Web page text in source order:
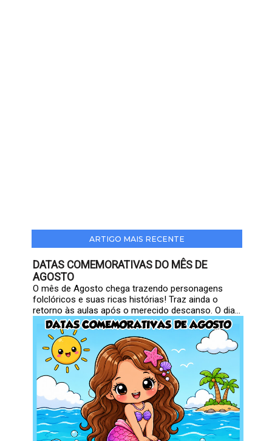
ARTIGO MAIS RECENTE
DATAS COMEMORATIVAS DO MÊS DE
AGOSTO
O mês de Agosto chega trazendo personagens
folclóricos e suas ricas histórias! Traz ainda o
retorno às aulas após o merecido descanso. O dia...